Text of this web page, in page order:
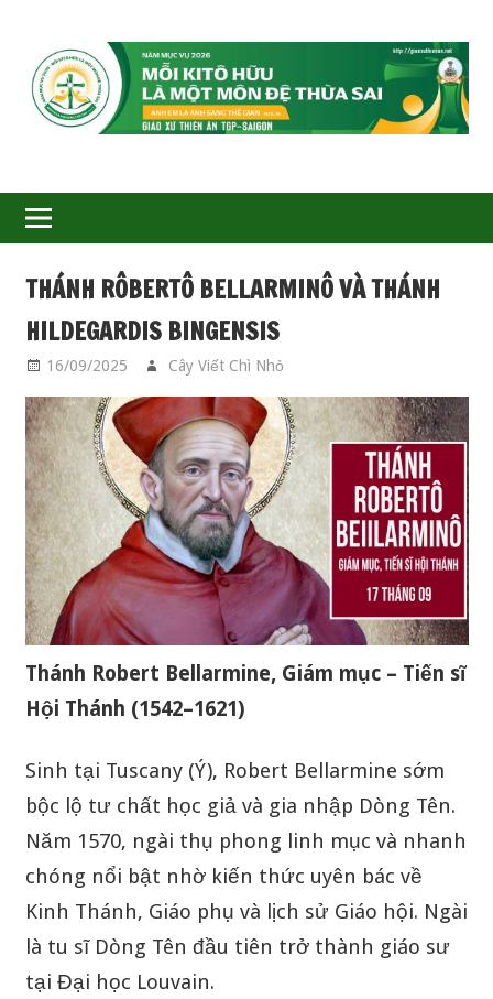
GIÁO
XỨ
THIÊN
ÂN-
TGP
SAIGON
THÁNH RÔBERTÔ BELLARMINÔ VÀ THÁNH
HILDEGARDIS BINGENSIS
16/09/2025 Cây Viết Chì Nhỏ
Thánh Robert Bellarmine, Giám mục – Tiến sĩ
Hội Thánh (1542–1621)
Sinh tại Tuscany (Ý), Robert Bellarmine sớm
bộc lộ tư chất học giả và gia nhập Dòng Tên.
Năm 1570, ngài thụ phong linh mục và nhanh
chóng nổi bật nhờ kiến thức uyên bác về
Kinh Thánh, Giáo phụ và lịch sử Giáo hội. Ngài
là tu sĩ Dòng Tên đầu tiên trở thành giáo sư
tại Đại học Louvain.